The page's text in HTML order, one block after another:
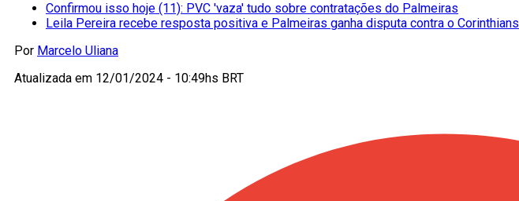
Confirmou isso hoje (11): PVC 'vaza' tudo sobre contratações do Palmeiras
Leila Pereira recebe resposta positiva e Palmeiras ganha disputa contra o Corinthians
Por Marcelo Uliana
Atualizada em 12/01/2024 - 10:49hs BRT